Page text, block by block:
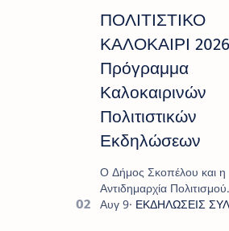
ΠΟΛΙΤΙΣΤΙΚΟ
ΚΑΛΟΚΑΙΡΙ
Πρόγραμμα
Καλοκαιρινών
Πολιτιστικών
Εκδηλώσεων
Ο Δήμος Σκοπέλου και η
Αντιδημαρχία Πολιτισμού
παρουσιάζουν το